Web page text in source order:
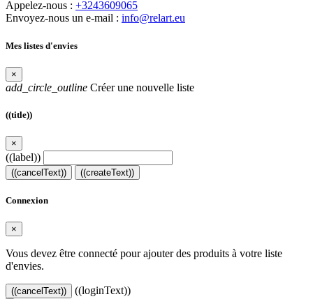
Appelez-nous : +3243609065
Envoyez-nous un e-mail : info@relart.eu
Mes listes d'envies
×
add_circle_outline Créer une nouvelle liste
((title))
×
((label))
((cancelText)) ((createText))
Connexion
×
Vous devez être connecté pour ajouter des produits à votre liste
d'envies.
((cancelText)) ((loginText))